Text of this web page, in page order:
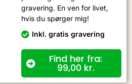
gravering. En ven for livet,
hvis du spørger mig!
Inkl. gratis gravering
Find her fra:
99,00 kr.